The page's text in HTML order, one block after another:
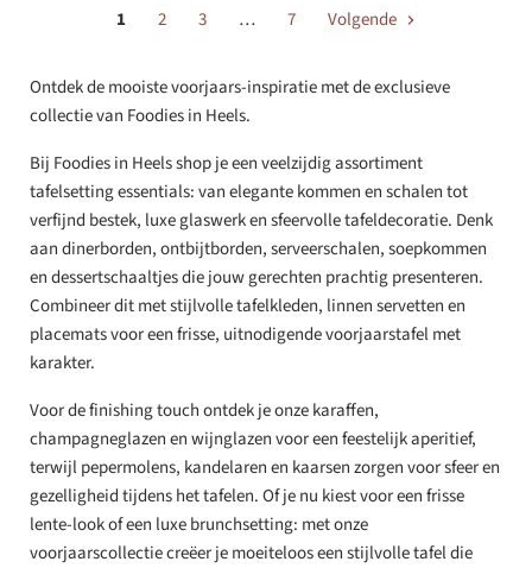
1 2 3 … 7 Volgende
Ontdek de mooiste voorjaars-inspiratie met de exclusieve
collectie van Foodies in Heels.
Bij Foodies in Heels shop je een veelzijdig assortiment
tafelsetting essentials: van elegante kommen en schalen tot
verfijnd bestek, luxe glaswerk en sfeervolle tafeldecoratie. Denk
aan dinerborden, ontbijtborden, serveerschalen, soepkommen
en dessertschaaltjes die jouw gerechten prachtig presenteren.
Combineer dit met stijlvolle tafelkleden, linnen servetten en
placemats voor een frisse, uitnodigende voorjaarstafel met
karakter.
Voor de finishing touch ontdek je onze karaffen,
champagneglazen en wijnglazen voor een feestelijk aperitief,
terwijl pepermolens, kandelaren en kaarsen zorgen voor sfeer en
gezelligheid tijdens het tafelen. Of je nu kiest voor een frisse
lente-look of een luxe brunchsetting: met onze
voorjaarscollectie creëer je moeiteloos een stijlvolle tafel die